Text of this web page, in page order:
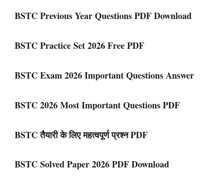
BSTC Previous Year Questions PDF Download
BSTC Practice Set 2026 Free PDF
BSTC Exam 2026 Important Questions Answer
BSTC 2026 Most Important Questions PDF
BSTC तैयारी के लिए महत्वपूर्ण प्रश्न PDF
BSTC Solved Paper 2026 PDF Download